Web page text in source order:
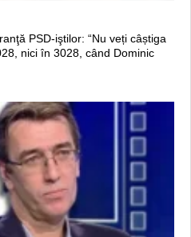
PSD-iştilor: “Nu veți câștiga
nici în 3028, când Dominic